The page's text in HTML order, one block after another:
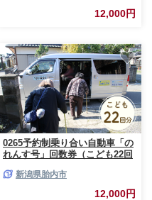
12,000円
0265予約制乗り合い自動車「の
れんす号」回数券（こども22回
新潟県胎内市
12,000円